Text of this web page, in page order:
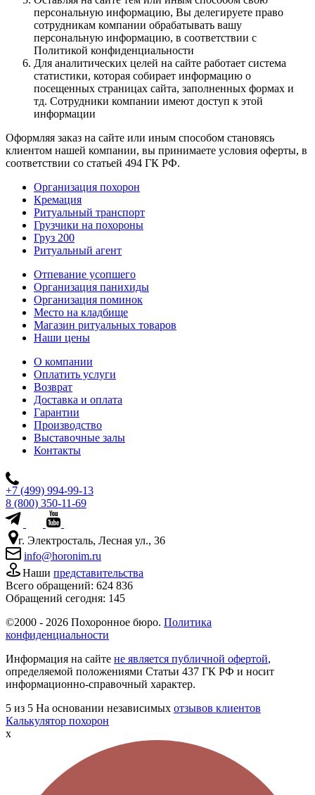
персональную информацию, Вы делегируете право
сотрудникам компании обрабатывать вашу
персональную информацию, в соответствии с
Политикой конфиденциальности
Для аналитических целей на сайте работает система
статистики, которая собирает информацию о
посещенных страницах сайта, заполненных формах и
тд. Сотрудники компании имеют доступ к этой
информации
Оформляя заказ на сайте или иным способом становясь
клиентом нашей компании, вы принимаете условия оферты, в
соответствии со статьей 494 ГК РФ.
Организация похорон
Кремация
Ритуальный транспорт
Грузчики на похороны
Груз 200
Ритуальный агент
Отпевание усопшего
Организация панихиды
Организация поминок
Место на кладбище
Магазин ритуальных товаров
Наши цены
О компании
Оплатить услуги
Возврат
Доставка и оплата
Гарантии
Производство
Выставочные залы
Контакты
+7 (499) 994-99-13
8 (800) 350-11-69
г. Электросталь, Лесная ул., 36
info@horonim.ru
Наши представительства
Всего обращений: 624 836
Обращений сегодня: 145
©2000 - 2026 Похоронное бюро. Политика
конфиденциальности
Информация на сайте не является публичной офертой,
определяемой положениями Статьи 437 ГК РФ и носит
информационно-справочный характер.
5 из 5 На основании независимых отзывов клиентов
Калькулятор похорон
x